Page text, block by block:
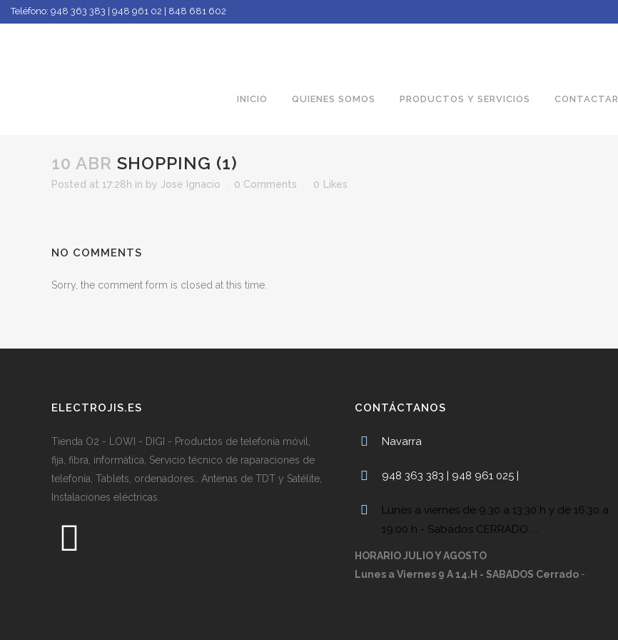
Teléfono: 948 363 383 | 948 961 02 | 848 681 602
INICIO QUIENES SOMOS PRODUCTOS Y SERVICIOS CONTACTAR
10 ABR SHOPPING (1)
Posted at 17:28h in by Jose Ignacio 0 Comments 0 Likes
NO COMMENTS
Sorry, the comment form is closed at this time.
ELECTROJIS.ES
Tienda O2 - LOWI - DIGI - Productos de telefonía móvil,
fija, fibra, informática, Servicio técnico de raparaciones de
telefonía, Tablets, ordenadores.. Antenas de TDT y Satélite,
Instalaciones eléctricas.
CONTÁCTANOS
Navarra
948 363 383 | 948 961 025 |
Lunes a viernes de 9,30 a 13:30 h y de 16:30 a
19:00 h - Sabados CERRADO ....
HORARIO JULIO Y AGOSTO
Lunes a Viernes 9 A 14.H - SABADOS Cerrado -